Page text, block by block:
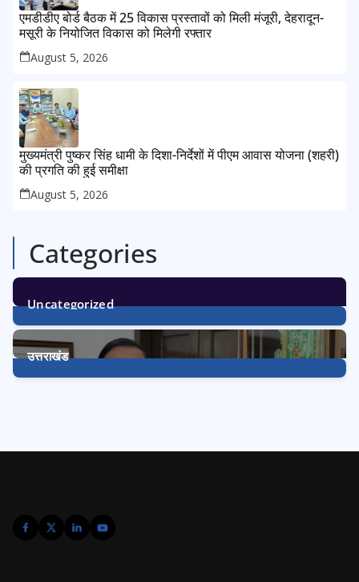
एमडीडीए बोर्ड बैठक में 25 विकास प्रस्तावों को मिली मंजूरी, देहरादून-
मसूरी के नियोजित विकास को मिलेगी रफ्तार
August 5, 2026
मुख्यमंत्री पुष्कर सिंह धामी के दिशा-निर्देशों में पीएम आवास योजना (शहरी)
की प्रगति की हुई समीक्षा
August 5, 2026
Categories
Uncategorized
1Post
उत्तराखंड